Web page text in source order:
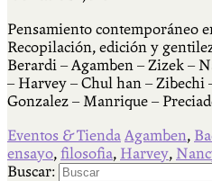
Pensamiento contemporáneo
Recopilación, edición y
Berardi – Agamben – Zizek –
– Harvey – Chul han – Zibechi
Gonzalez – Manrique –
Eventos & Tienda Agamben,
ensayo, filosofia, Harvey,
Buscar: